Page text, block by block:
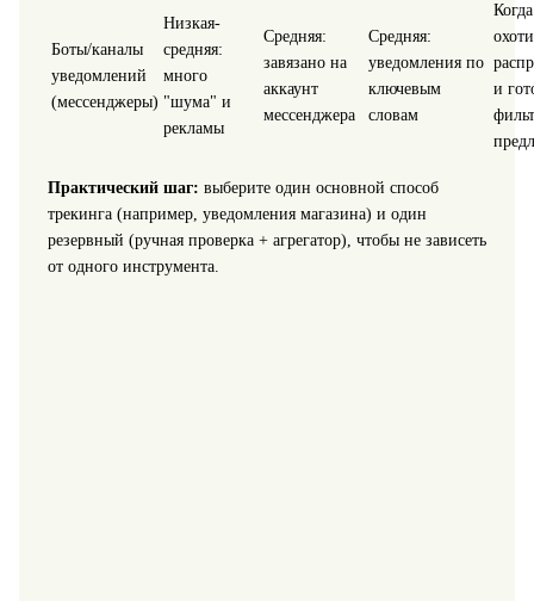
Боты/каналы
уведомлений
(мессенджеры)
Низкая-
средняя:
много
"шума" и
рекламы
Средняя:
завязано на
аккаунт
мессенджера
Средняя:
уведомления по
ключевым
словам
Когда
и
Практический шаг: выберите один основной способ
трекинга (например, уведомления магазина) и один
резервный (ручная проверка + агрегатор), чтобы не зависеть
от одного инструмента.